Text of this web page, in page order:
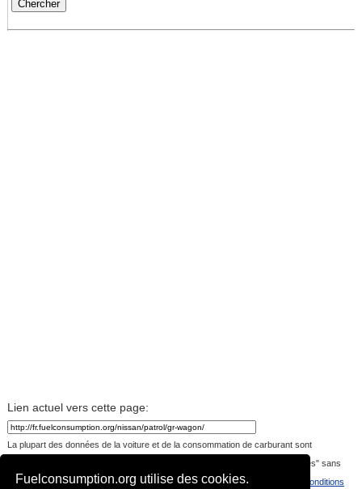
Fuelconsumption.org utilise des cookies.
Lien actuel vers cette page:
La plupart des données de la voiture et de la consommation de carburant sont
téléchargées par les visiteurs du site. Les données sont fournies "telles quelles" sans
garantie, ou toute représentation de la précision, l'actualité ou l'exhaustivité.
Conditions